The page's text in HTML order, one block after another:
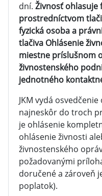
dní. Živnosť ohlasuje
prostredníctvom
fyzická osoba a
tlačiva Ohlásenie
miestne príslušnom
živnostenského
jednotného
JKM vydá
najneskôr do troch
je ohlásenie
ohlásenie živnosti
živnostenského
požadovanými
doručené a zároveň
poplatok).